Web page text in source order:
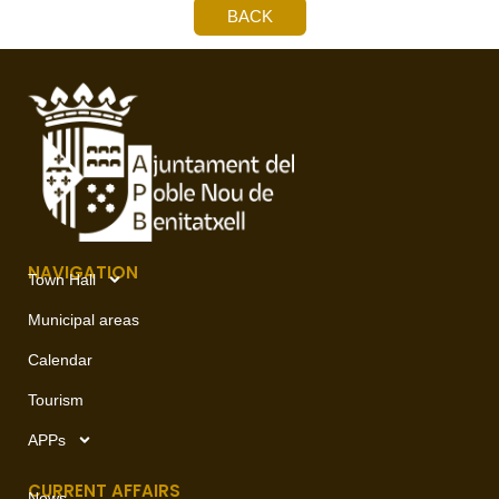
BACK
NAVIGATION
Town Hall
Municipal areas
Calendar
Tourism
APPs
CURRENT AFFAIRS